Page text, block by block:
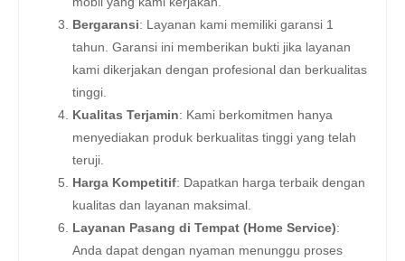
Bergaransi: Layanan kami memiliki garansi 1
tahun. Garansi ini memberikan bukti jika layanan
kami dikerjakan dengan profesional dan berkualitas
tinggi.
Kualitas Terjamin: Kami berkomitmen hanya
menyediakan produk berkualitas tinggi yang telah
teruji.
Harga Kompetitif: Dapatkan harga terbaik dengan
kualitas dan layanan maksimal.
Layanan Pasang di Tempat (Home Service):
Anda dapat dengan nyaman menunggu proses